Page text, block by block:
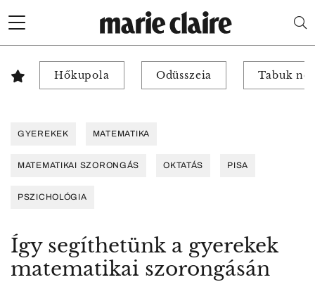
Hőkupola Odüsszeia Tabuk
GYEREKEK MATEMATIKA
MATEMATIKAI SZORONGÁS OKTATÁS PISA
PSZICHOLÓGIA
Így segíthetünk a gyerekek
matematikai szorongásán